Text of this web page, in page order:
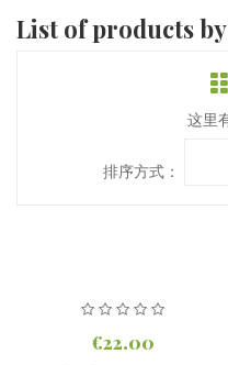
List of products
这里
排序方式：
€22.00